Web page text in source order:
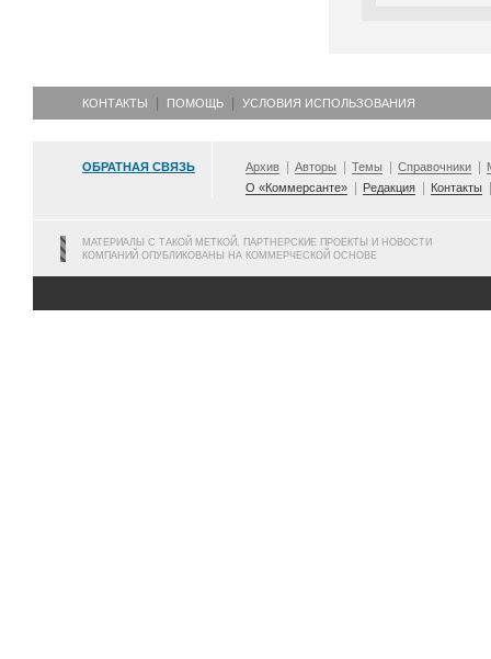
КОНТАКТЫ ПОМОЩЬ УСЛОВИЯ ИСПОЛЬЗОВАНИЯ
ОБРАТНАЯ СВЯЗЬ Архив Авторы Темы Справочники
О «Коммерсанте»
Редакция Контакты
МАТЕРИАЛЫ С ТАКОЙ МЕТКОЙ, ПАРТНЕРСКИЕ ПРОЕКТЫ И НОВОСТИ
КОМПАНИЙ ОПУБЛИКОВАНЫ НА КОММЕРЧЕСКОЙ ОСНОВЕ